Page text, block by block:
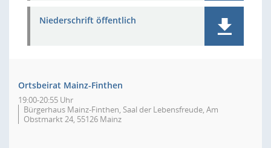
Niederschrift öffentlich
Ortsbeirat Mainz-Finthen
19:00-20:55 Uhr
Bürgerhaus Mainz-Finthen, Saal der Lebensfreude, Am
Obstmarkt 24, 55126 Mainz